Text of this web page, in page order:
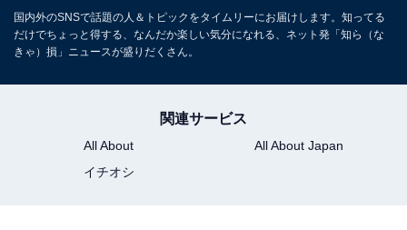
国内外のSNSで話題の人＆トピックをタイムリーにお届けします。知ってる
だけでちょっと得する、なんだか楽しい気分になれる、ネット発「知ら（な
きゃ）損」ニュースが盛りだくさん。
関連サービス
All About
All About Japan
イチオシ